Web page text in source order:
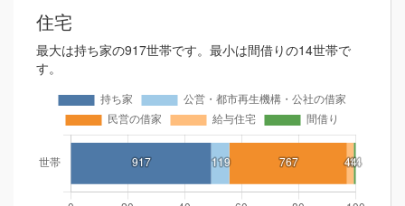
住宅
最大は持ち家の917世帯です。最小は間借りの14世帯で
す。